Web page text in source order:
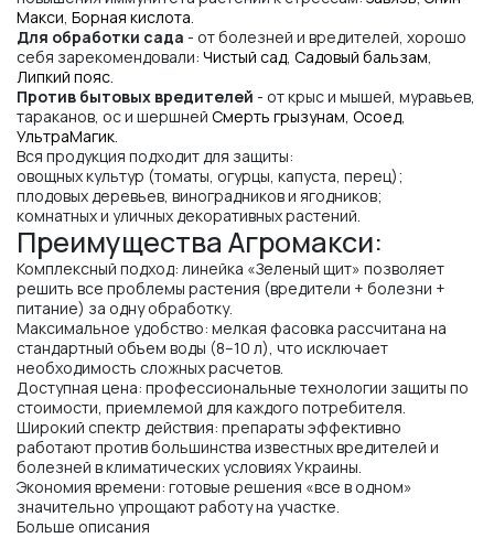
Макси, Борная кислота.
Для обработки сада - от болезней и вредителей, хорошо
себя зарекомендовали: Чистый сад, Садовый бальзам,
Липкий пояс.
Против бытовых вредителей - от крыс и мышей, муравьев,
тараканов, ос и шершней Смерть грызунам, Осоед,
УльтраМагик.
Вся продукция подходит для защиты:
овощных культур (томаты, огурцы, капуста, перец);
плодовых деревьев, виноградников и ягодников;
комнатных и уличных декоративных растений.
Преимущества Агромакси:
Комплексный подход: линейка «Зеленый щит» позволяет
решить все проблемы растения (вредители + болезни +
питание) за одну обработку.
Максимальное удобство: мелкая фасовка рассчитана на
стандартный объем воды (8–10 л), что исключает
необходимость сложных расчетов.
Доступная цена: профессиональные технологии защиты по
стоимости, приемлемой для каждого потребителя.
Широкий спектр действия: препараты эффективно
работают против большинства известных вредителей и
болезней в климатических условиях Украины.
Экономия времени: готовые решения «все в одном»
значительно упрощают работу на участке.
Больше описания